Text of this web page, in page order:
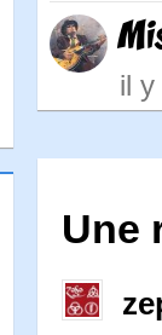
il y
Une